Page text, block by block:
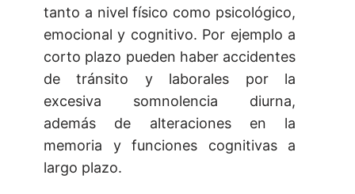
tanto a nivel físico como psicológico,
emocional y cognitivo. Por ejemplo a
corto plazo pueden haber accidentes
de tránsito y laborales por la
excesiva somnolencia diurna,
además de alteraciones en la
memoria y funciones cognitivas a
largo plazo.